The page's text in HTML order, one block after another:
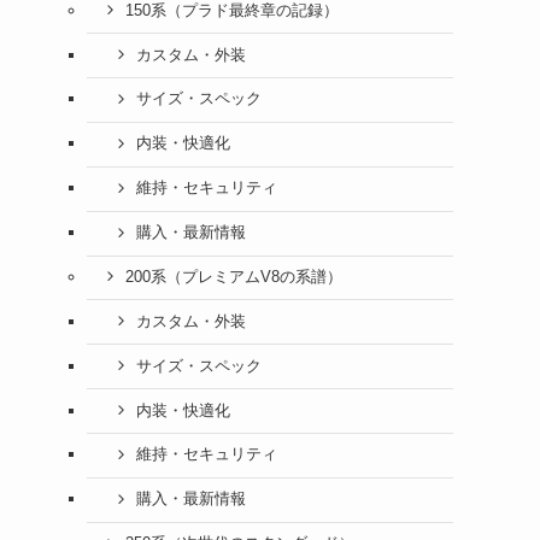
150系（プラド最終章の記録）
カスタム・外装
サイズ・スペック
内装・快適化
維持・セキュリティ
購入・最新情報
200系（プレミアムV8の系譜）
カスタム・外装
サイズ・スペック
内装・快適化
維持・セキュリティ
購入・最新情報